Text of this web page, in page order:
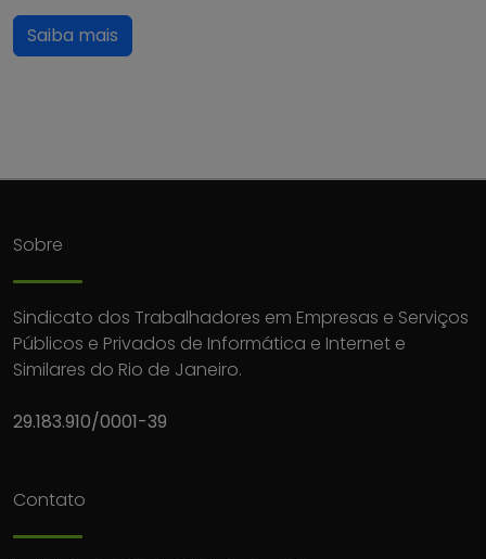
Saiba mais
Sobre
Sindicato dos Trabalhadores em Empresas e Serviços
Públicos e Privados de Informática e Internet e
Similares do Rio de Janeiro.
29.183.910/0001-39
Contato